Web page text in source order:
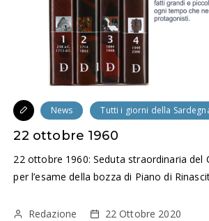
News Tutti i giorni della
22 ottobre 1960
22 ottobre 1960: Seduta straordinaria del
per l’esame della bozza di Piano di
Redazione 22 Ottobre 2020